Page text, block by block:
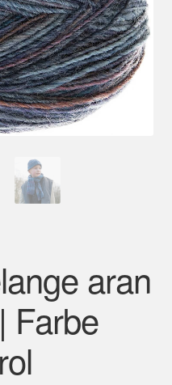
aran
Farbe